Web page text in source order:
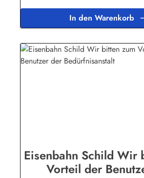
Binikowski e.K.Meddenwarf
In den Warenkorb
Eisenbahn Schild Wir
Vorteil der